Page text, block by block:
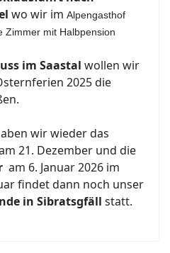
wo wir im Alpengasthof
Zimmer mit Halbpension
im Saastal wollen wir
2025 die
wir wieder das
21. Dezember und die
am 6. Januar 2026 im
findet dann noch unser
in Sibratsgfäll statt.